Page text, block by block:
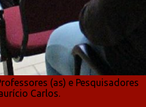
(as) e Pesquisadores
Carlos.